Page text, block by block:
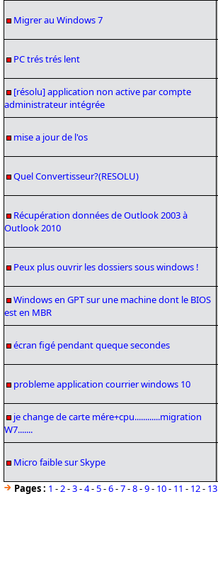
Migrer au Windows 7
PC trés trés lent
[résolu] application non active par compte
administrateur intégrée
mise a jour de l'os
Quel Convertisseur?(RESOLU)
Récupération données de Outlook 2003 à
Outlook 2010
Peux plus ouvrir les dossiers sous windows !
Windows en GPT sur une machine dont le BIOS
est en MBR
écran figé pendant queque secondes
probleme application courrier windows 10
je change de carte mére+cpu............migration
W7.......
Micro faible sur Skype
Pages : 1 -2-3-4-5-6-7-8-9- 10- 11 - 12- 13